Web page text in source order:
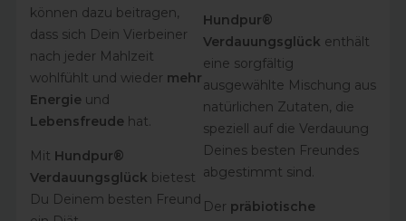
können dazu beitragen,
dass sich Dein Vierbeiner
nach jeder Mahlzeit
wohlfühlt und wieder mehr
Energieund
Lebensfreudehat.
Mit Hundpur®
Verdauungsglück bietest
Du Deinem besten Freund
Hundpur®
Verdauungsglück enthält
eine sorgfältig
ausgewählte Mischung aus
natürlichen Zutaten, die
speziell auf die Verdauung
Deines besten Freundes
abgestimmt sind.
Der präbiotische